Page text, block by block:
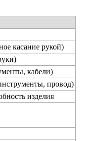
касание рукой)
кабели)
провод)
изделия